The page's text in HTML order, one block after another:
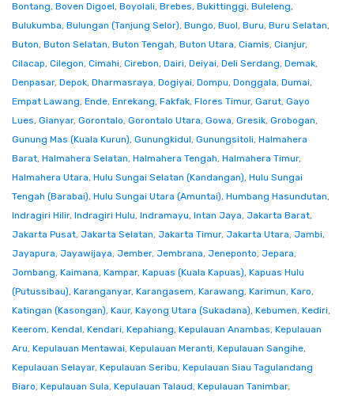
Bontang, Boven Digoel, Boyolali, Brebes, Bukittinggi, Buleleng,
Bulukumba, Bulungan (Tanjung Selor), Bungo, Buol, Buru, Buru Selatan,
Buton, Buton Selatan, Buton Tengah, Buton Utara, Ciamis, Cianjur,
Cilacap, Cilegon, Cimahi, Cirebon, Dairi, Deiyai, Deli Serdang, Demak,
Denpasar, Depok, Dharmasraya, Dogiyai, Dompu, Donggala, Dumai,
Empat Lawang, Ende, Enrekang, Fakfak, Flores Timur, Garut, Gayo
Lues, Gianyar, Gorontalo, Gorontalo Utara, Gowa, Gresik, Grobogan,
Gunung Mas (Kuala Kurun), Gunungkidul, Gunungsitoli, Halmahera
Barat, Halmahera Selatan, Halmahera Tengah, Halmahera Timur,
Halmahera Utara, Hulu Sungai Selatan (Kandangan), Hulu Sungai
Tengah (Barabai), Hulu Sungai Utara (Amuntai), Humbang Hasundutan,
Indragiri Hilir, Indragiri Hulu, Indramayu, Intan Jaya, Jakarta Barat,
Jakarta Pusat, Jakarta Selatan, Jakarta Timur, Jakarta Utara, Jambi,
Jayapura, Jayawijaya, Jember, Jembrana, Jeneponto, Jepara,
Jombang, Kaimana, Kampar, Kapuas (Kuala Kapuas), Kapuas Hulu
(Putussibau), Karanganyar, Karangasem, Karawang, Karimun, Karo,
Katingan (Kasongan), Kaur, Kayong Utara (Sukadana), Kebumen, Kediri,
Keerom, Kendal, Kendari, Kepahiang, Kepulauan Anambas, Kepulauan
Aru, Kepulauan Mentawai, Kepulauan Meranti, Kepulauan Sangihe,
Kepulauan Selayar, Kepulauan Seribu, Kepulauan Siau Tagulandang
Biaro, Kepulauan Sula, Kepulauan Talaud, Kepulauan Tanimbar,